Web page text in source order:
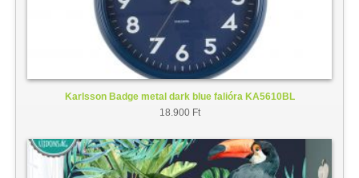
Karlsson Badge metal dark blue falióra KA5610BL
18.900 Ft